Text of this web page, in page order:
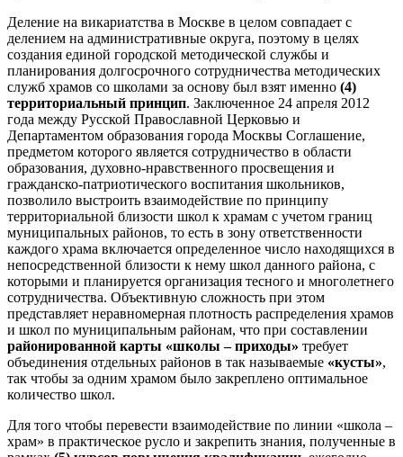
Деление на викариатства в Москве в целом совпадает с
делением на административные округа, поэтому в целях
создания единой городской методической службы и
планирования долгосрочного сотрудничества методических
служб храмов со школами за основу был взят именно (4)
территориальный принцип. Заключенное 24 апреля 2012
года между Русской Православной Церковью и
Департаментом образования города Москвы Соглашение,
предметом которого является сотрудничество в области
образования, духовно-нравственного просвещения и
гражданско-патриотического воспитания школьников,
позволило выстроить взаимодействие по принципу
территориальной близости школ к храмам с учетом границ
муниципальных районов, то есть в зону ответственности
каждого храма включается определенное число находящихся в
непосредственной близости к нему школ данного района, с
которыми и планируется организация тесного и многолетнего
сотрудничества. Объективную сложность при этом
представляет неравномерная плотность распределения храмов
и школ по муниципальным районам, что при составлении
районированной карты «школы – приходы» требует
объединения отдельных районов в так называемые «кусты»,
так чтобы за одним храмом было закреплено оптимальное
количество школ.
Для того чтобы перевести взаимодействие по линии «школа –
храм» в практическое русло и закрепить знания, полученные в